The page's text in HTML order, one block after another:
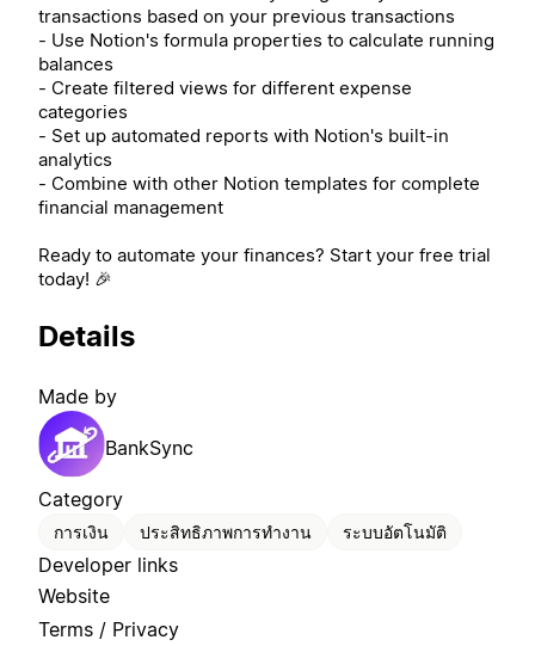
transactions based on your previous transactions
- Use Notion's formula properties to calculate running
balances
- Create filtered views for different expense
categories
- Set up automated reports with Notion's built-in
analytics
- Combine with other Notion templates for complete
financial management
Ready to automate your finances? Start your free trial
today! 🎉
Details
Made by
BankSync
Category
การเงิน ประสิทธิภาพการทำงาน ระบบอัตโนมัติ
Developer links
Website
Terms / Privacy